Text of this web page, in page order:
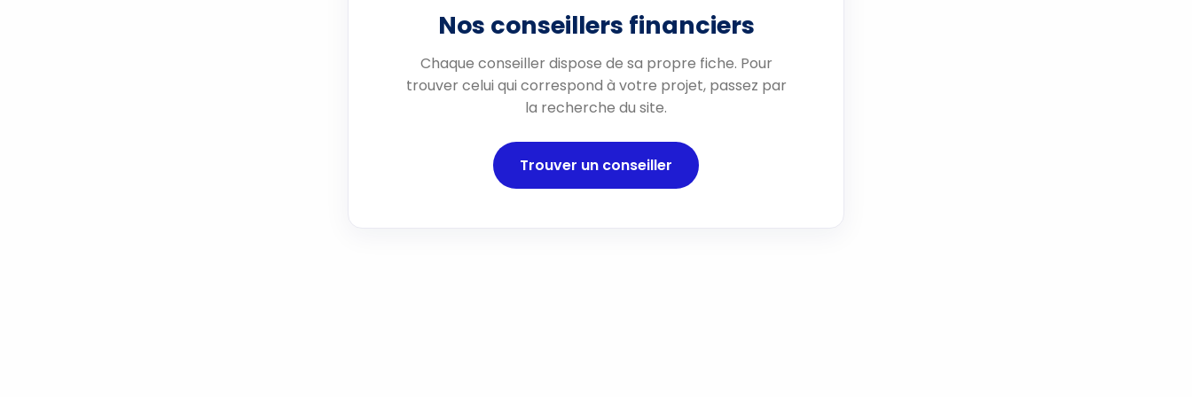
Nos conseillers financiers
Chaque conseiller dispose de sa propre fiche. Pour
trouver celui qui correspond à votre projet, passez par
la recherche du site.
Trouver un conseiller